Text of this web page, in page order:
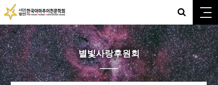
별빛사랑후원회